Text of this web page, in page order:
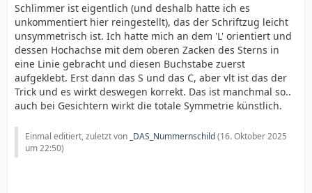
Schlimmer ist eigentlich (und deshalb hatte ich es
unkommentiert hier reingestellt), das der Schriftzug leicht
unsymmetrisch ist. Ich hatte mich an dem 'L' orientiert und
dessen Hochachse mit dem oberen Zacken des Sterns in
eine Linie gebracht und diesen Buchstabe zuerst
aufgeklebt. Erst dann das S und das C, aber vlt ist das der
Trick und es wirkt deswegen korrekt. Das ist manchmal so..
auch bei Gesichtern wirkt die totale Symmetrie künstlich.
Einmal editiert, zuletzt von _DAS_Nummernschild(16. Oktober 2025
um 22:50)